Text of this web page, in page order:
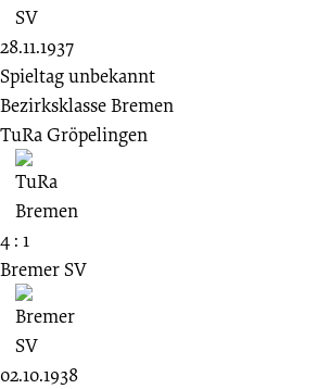
28.11.1937
Spieltag unbekannt
Bezirksklasse Bremen
TuRa Gröpelingen
4 : 1
Bremer SV
02.10.1938